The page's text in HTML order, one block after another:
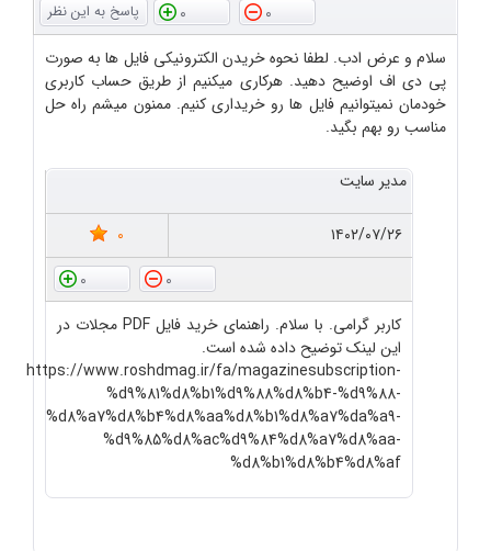
0
0
سلام و عرض ادب. لطفا نحوه خریدن الکترونیکی فایل ها به صورت
پی دی اف اوضیح دهید. هرکاری میکنیم از طریق حساب کاربری
خودمان نمیتوانیم فایل ها رو خریداری کنیم. ممنون میشم راه حل
مناسب رو بهم بگید.
مدیر سایت
۱۴۰۲/۰۷/۲۶
0
0
0
کاربر گرامی. با سلام. راهنمای خرید فایل PDF مجلات در
این لینک توضیح داده شده است.
https://www.roshdmag.ir/fa/magazinesubscription-
%d9%81%d8%b1%d9%88%d8%b4-%d9%88-
%d8%a7%d8%b4%d8%aa%d8%b1%d8%a7%da%a9-
%d9%85%d8%ac%d9%84%d8%a7%d8%aa-
%d8%b1%d8%b4%d8%af